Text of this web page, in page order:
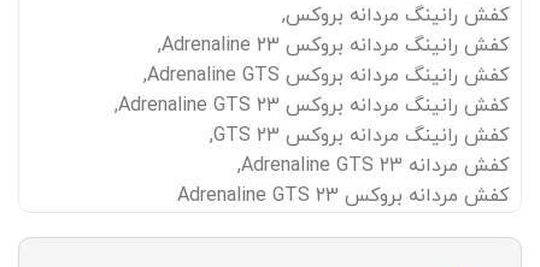
کفش رانینگ مردانه بروکس,
کفش رانینگ مردانه بروکس Adrenaline 23
,
کفش رانینگ مردانه بروکس Adrenaline GTS
,
کفش رانینگ مردانه بروکس Adrenaline GTS 23
,
کفش رانینگ مردانه بروکس GTS 23
,
کفش مردانه Adrenaline GTS 23
,
کفش مردانه بروکس Adrenaline GTS 23